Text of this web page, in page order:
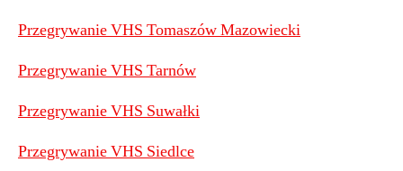
Przegrywanie VHS Tomaszów Mazowiecki
Przegrywanie VHS Tarnów
Przegrywanie VHS Suwałki
Przegrywanie VHS Siedlce